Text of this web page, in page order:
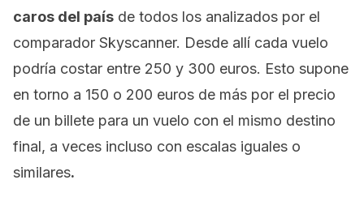
caros del país de todos los analizados por el
comparador Skyscanner. Desde allí cada vuelo
podría costar entre 250 y 300 euros. Esto supone
en torno a 150 o 200 euros de más por el precio
de un billete para un vuelo con el mismo destino
final, a veces incluso con escalas iguales o
similares.